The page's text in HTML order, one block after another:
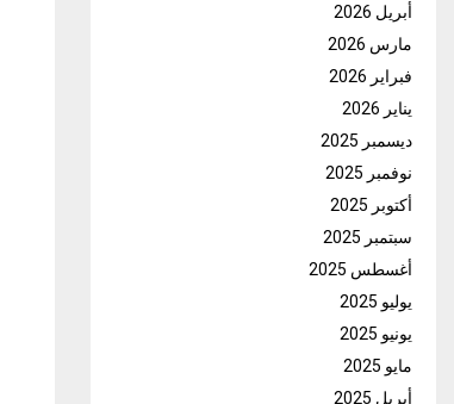
أبريل 2026
مارس 2026
فبراير 2026
يناير 2026
ديسمبر 2025
نوفمبر 2025
أكتوبر 2025
سبتمبر 2025
أغسطس 2025
يوليو 2025
يونيو 2025
مايو 2025
أبريل 2025